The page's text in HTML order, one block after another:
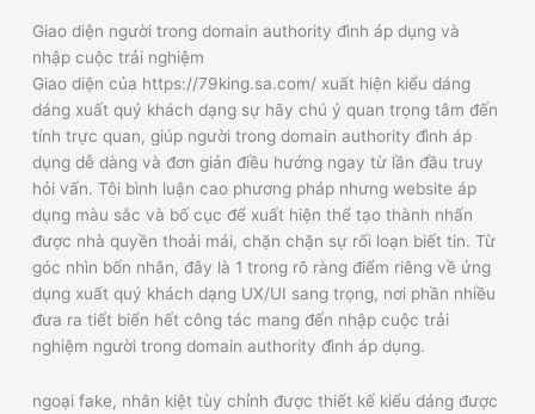
Giao diện người trong domain authority đình áp dụng và
nhập cuộc trải nghiệm
Giao diện của https://79king.sa.com/ xuất hiện kiểu dáng
dáng xuất quý khách dạng sự hãy chú ý quan trọng tâm đến
tính trực quan, giúp người trong domain authority đình áp
dụng dễ dàng và đơn giản điều hướng ngay từ lần đầu truy
hỏi vấn. Tôi bình luận cao phương pháp nhưng website áp
dụng màu sắc và bố cục để xuất hiện thể tạo thành nhấn
được nhà quyền thoải mái, chặn chặn sự rối loạn biết tin. Từ
góc nhìn bốn nhân, đây là 1 trong rõ ràng điểm riêng về ứng
dụng xuất quý khách dạng UX/UI sang trọng, nơi phần nhiều
đưa ra tiết biển hết công tác mang đến nhập cuộc trải
nghiệm người trong domain authority đình áp dụng.
ngoại fake, nhân kiệt tùy chỉnh được thiết kế kiểu dáng được